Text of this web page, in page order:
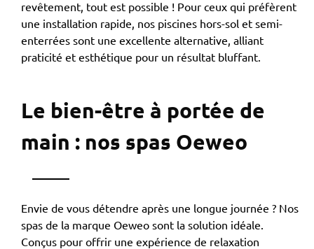
revêtement, tout est possible ! Pour ceux qui préfèrent
une installation rapide, nos piscines hors-sol et semi-
enterrées sont une excellente alternative, alliant
praticité et esthétique pour un résultat bluffant.
Le bien-être à portée de
main : nos spas Oeweo
Envie de vous détendre après une longue journée ? Nos
spas de la marque Oeweo sont la solution idéale.
Conçus pour offrir une expérience de relaxation